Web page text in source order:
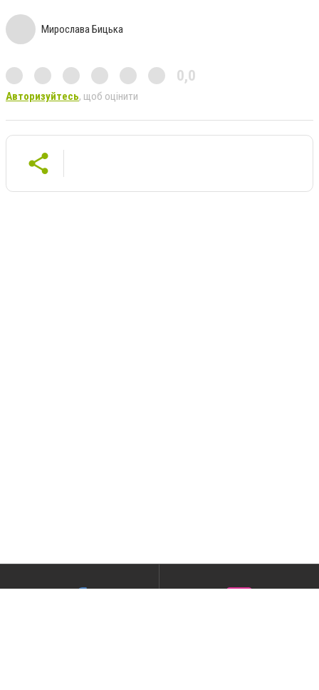
Мирослава Бицька
0,0
Авторизуйтесь, щоб оцінити